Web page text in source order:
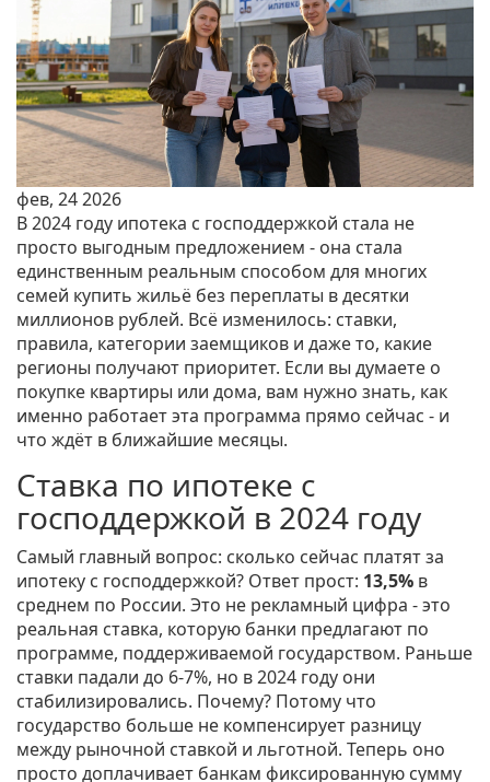
фев, 24 2026
В 2024 году ипотека с господдержкой стала не
просто выгодным предложением - она стала
единственным реальным способом для многих
семей купить жильё без переплаты в десятки
миллионов рублей. Всё изменилось: ставки,
правила, категории заемщиков и даже то, какие
регионы получают приоритет. Если вы думаете о
покупке квартиры или дома, вам нужно знать, как
именно работает эта программа прямо сейчас - и
что ждёт в ближайшие месяцы.
Ставка по ипотеке с
господдержкой в 2024 году
Самый главный вопрос: сколько сейчас платят за
ипотеку с господдержкой? Ответ прост: 13,5% в
среднем по России. Это не рекламный цифра - это
реальная ставка, которую банки предлагают по
программе, поддерживаемой государством. Раньше
ставки падали до 6-7%, но в 2024 году они
стабилизировались. Почему? Потому что
государство больше не компенсирует разницу
между рыночной ставкой и льготной. Теперь оно
просто доплачивает банкам фиксированную сумму